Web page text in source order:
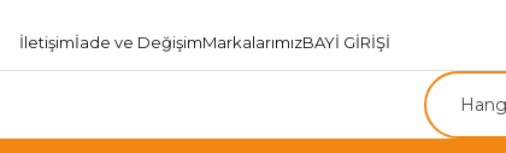
İletişimİade ve DeğişimMarkalarımızBAYİ GİRİŞİ